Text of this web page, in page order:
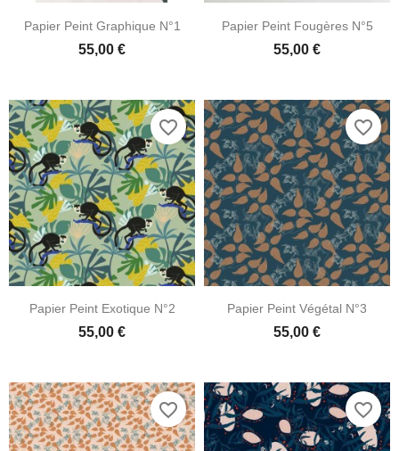
Papier Peint Graphique N°1
55,00 €
Papier Peint Fougères N°5
55,00 €
Papier Peint Exotique N°2
55,00 €
favorite_border
Papier Peint Végétal N°3
55,00 €
favorite_border
favorite_border favorite_border